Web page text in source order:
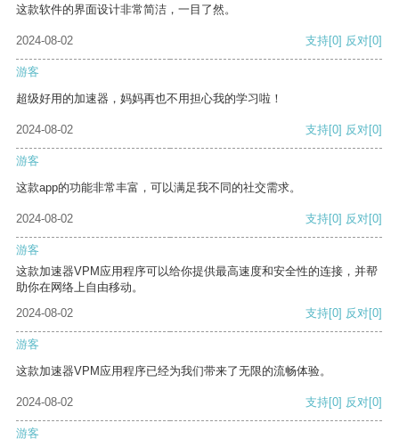
这款软件的界面设计非常简洁，一目了然。
2024-08-02 支持[0] 反对[0]
游客
超级好用的加速器，妈妈再也不用担心我的学习啦！
2024-08-02 支持[0] 反对[0]
游客
这款app的功能非常丰富，可以满足我不同的社交需求。
2024-08-02 支持[0] 反对[0]
游客
这款加速器VPM应用程序可以给你提供最高速度和安全性的连接，并帮
助你在网络上自由移动。
2024-08-02
支持[0] 反对[0]
游客
这款加速器VPM应用程序已经为我们带来了无限的流畅体验。
2024-08-02 支持[0] 反对[0]
游客